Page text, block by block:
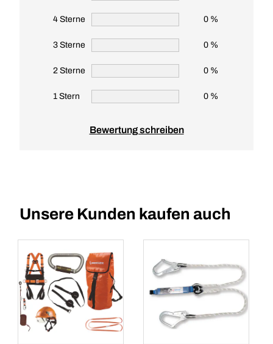
4 Sterne 0 %
3 Sterne 0 %
2 Sterne 0 %
1 Stern 0 %
Bewertung schreiben
Unsere Kunden kaufen auch